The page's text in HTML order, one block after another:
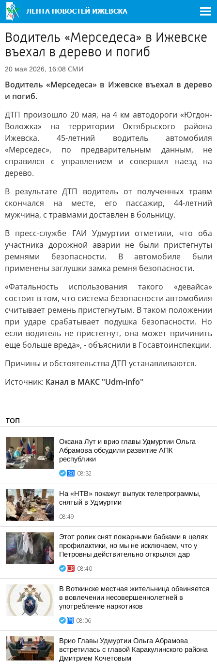
Водитель «Мерседеса» в Ижевске
въехал в дерево и погиб
20 мая 2026, 16:08 СМИ
Водитель «Мерседеса» в Ижевске въехал в дерево
и погиб.
ДТП произошло 20 мая, на 4 км автодороги «Югдон-
Воложка» на территории Октябрьского района
Ижевска. 45-летний водитель автомобиля
«Мерседес», по предварительным данным, не
справился с управлением и совершил наезд на
дерево.
В результате ДТП водитель от полученных травм
скончался на месте, его пассажир, 44-летний
мужчина, с травмами доставлен в больницу.
В пресс-службе ГАИ Удмуртии отметили, что оба
участника дорожной аварии не были пристегнуты
ремнями безопасности. В автомобиле были
применены заглушки замка ремня безопасности.
«Фатальность использования такого «девайса»
состоит в том, что система безопасности автомобиля
считывает ремень пристегнутым. В таком положении
при ударе срабатывает подушка безопасности. Но
если водитель не пристегнут, она может причинить
еще больше вреда», - объяснили в Госавтоинспекции.
Причины и обстоятельства ДТП устанавливаются.
Источник: Канал в МАКС "Udm-info"
ТОП
Оксана Лут и врио главы Удмуртии Ольга
Абрамова обсудили развитие АПК
республики
08:32
На «НТВ» покажут выпуск телепрограммы,
снятый в Удмуртии
08:49
Этот ролик снят пожарными бабками в целях
профилактики, но мы не исключаем, что у
Петровны действительно открылся дар
08:40
В Воткинске местная жительница обвиняется
в вовлечении несовершеннолетней в
употребление наркотиков
08:06
Врио Главы Удмуртии Ольга Абрамова
встретилась с главой Каракулинского района
Дмитрием Кочетовым